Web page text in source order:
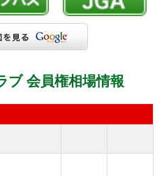
ブ 会員権相場情報